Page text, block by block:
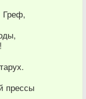
Греф,
прессы